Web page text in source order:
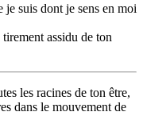
suis dont je sens en moi
assidu de ton
les racines de ton être,
dans le mouvement de